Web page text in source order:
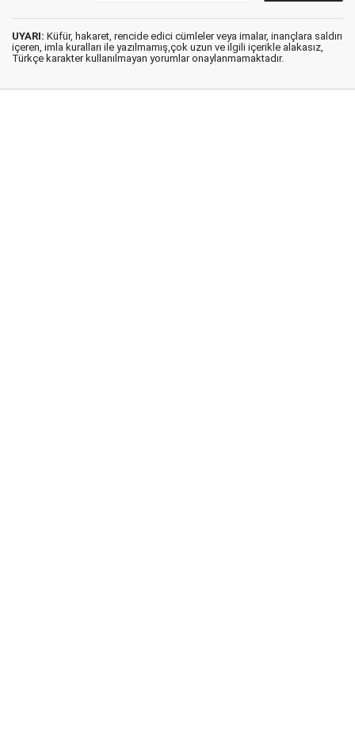
UYARI: Küfür, hakaret, rencide edici cümleler veya imalar, inançlara saldırı
içeren, imla kuralları ile yazılmamış,çok uzun ve ilgili içerikle alakasız,
Türkçe karakter kullanılmayan yorumlar onaylanmamaktadır.